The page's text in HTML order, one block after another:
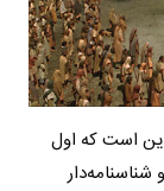
است که اول